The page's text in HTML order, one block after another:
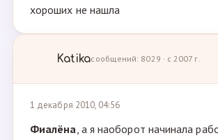
хороших не нашла
Katikaсообщений: 8029 · с 2007 г.
1 декабря 2010, 04:56
Фиалёна, а я наоборот начинала